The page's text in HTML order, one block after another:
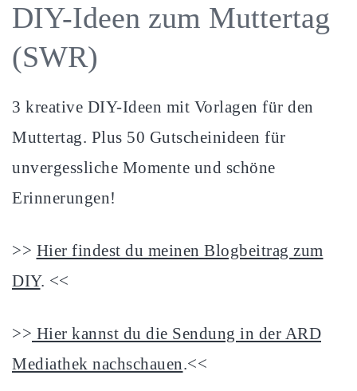
DIY-Ideen zum Muttertag
(SWR)
3 kreative DIY-Ideen mit Vorlagen für den
Muttertag. Plus 50 Gutscheinideen für
unvergessliche Momente und schöne
Erinnerungen!
>> Hier findest du meinen Blogbeitrag zum
DIY. <<
>> Hier kannst du die Sendung in der ARD
Mediathek nachschauen.<<